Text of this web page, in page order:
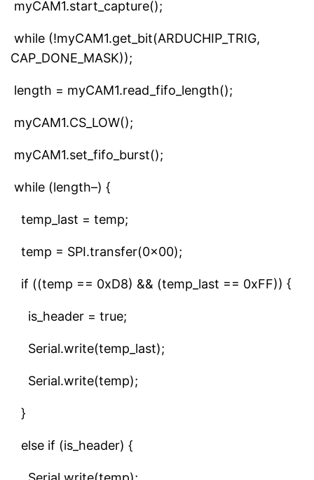
myCAM1.start_capture();
while (!myCAM1.get_bit(ARDUCHIP_TRIG,
CAP_DONE_MASK));
length = myCAM1.read_fifo_length();
myCAM1.CS_LOW();
myCAM1.set_fifo_burst();
while (length–) {
temp_last = temp;
temp = SPI.transfer(0x00);
if ((temp == 0xD8) && (temp_last == 0xFF)) {
is_header = true;
Serial.write(temp_last);
Serial.write(temp);
}
else if (is_header) {